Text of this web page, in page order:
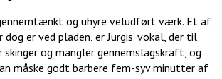
og uhyre veludført værk. Et af
dog er ved pladen, er Jurgis’ vokal, der til
og mangler gennemslagskraft, og
måske godt barbere fem-syv minutter af